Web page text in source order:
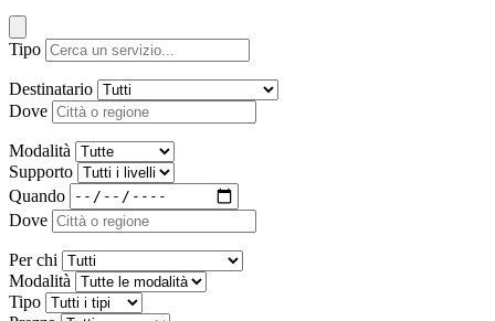
Tipo
Destinatario
Dove
Modalità
Supporto
Quando
Dove
Per chi
Modalità
Tipo